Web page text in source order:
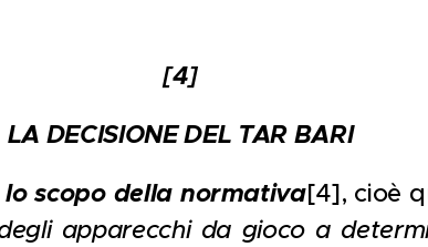
[4]
LA DECISIONE DEL TAR BARI
scopo della normativa[4], cioè
apparecchi da gioco a